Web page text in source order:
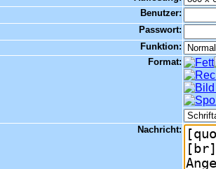
Benutzer:
Passwort:
Funktion:
Format:
Nachricht: